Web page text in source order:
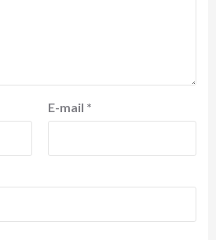
E-mail *